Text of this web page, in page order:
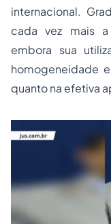
internacional.
cada vez mais a
embora sua
homogeneidade
quanto na efetiva